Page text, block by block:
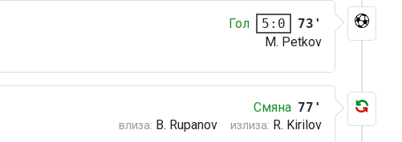
Гол 5:0
73'
M. Petkov
Смяна 77'
влиза: B. Rupanov излиза: R. Kirilov